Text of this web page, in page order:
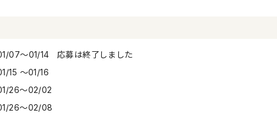
07〜01/14 応募は終了しました
15 〜01/16
26〜02/02
26〜02/08